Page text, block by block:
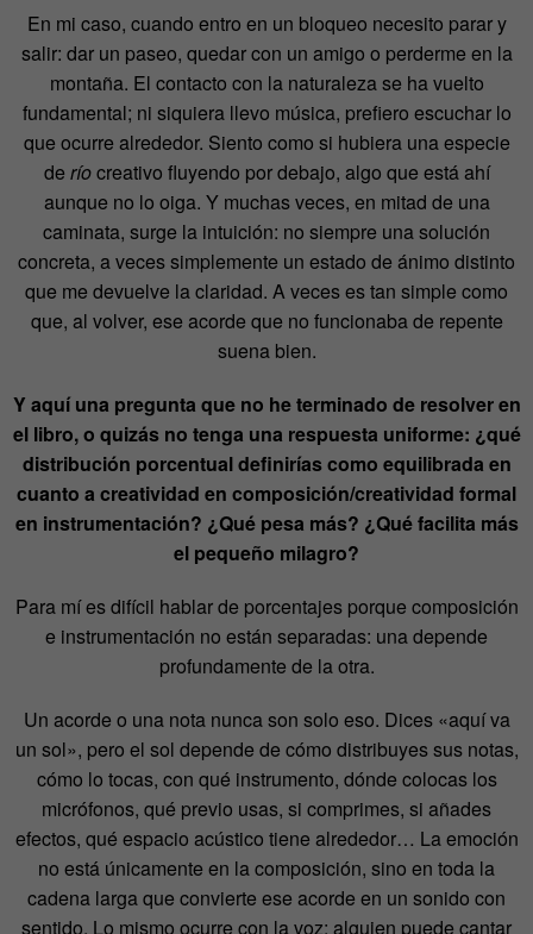
En mi caso, cuando entro en un bloqueo necesito parar y
salir: dar un paseo, quedar con un amigo o perderme en la
montaña. El contacto con la naturaleza se ha vuelto
fundamental; ni siquiera llevo música, prefiero escuchar lo
que ocurre alrededor. Siento como si hubiera una especie
de ríocreativo fluyendo por debajo, algo que está ahí
aunque no lo oiga. Y muchas veces, en mitad de una
caminata, surge la intuición: no siempre una solución
concreta, a veces simplemente un estado de ánimo distinto
que me devuelve la claridad. A veces es tan simple como
que, al volver, ese acorde que no funcionaba de repente
suena bien.
Y aquí una pregunta que no he terminado de resolver en
el libro, o quizás no tenga una respuesta uniforme: ¿qué
distribución porcentual definirías como equilibrada en
cuanto a creatividad en composición/creatividad formal
en instrumentación? ¿Qué pesa más? ¿Qué facilita más
el pequeño milagro?
Para mí es difícil hablar de porcentajes porque composición
e instrumentación no están separadas: una depende
profundamente de la otra.
Un acorde o una nota nunca son solo eso. Dices «aquí va
un sol», pero el sol depende de cómo distribuyes sus notas,
cómo lo tocas, con qué instrumento, dónde colocas los
micrófonos, qué previo usas, si comprimes, si añades
efectos, qué espacio acústico tiene alrededor… La emoción
no está únicamente en la composición, sino en toda la
cadena larga que convierte ese acorde en un sonido con
sentido. Lo mismo ocurre con la voz: alguien puede cantar